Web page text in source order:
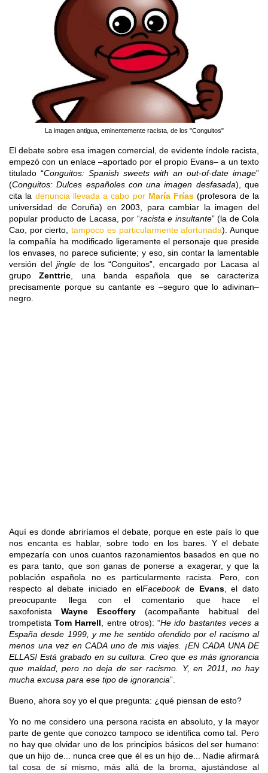
La imagen antigua, eminentemente racista, de los "Conguitos"
El debate sobre esa imagen comercial, de evidente índole racista,
empezó con un enlace –aportado por el propio Evans– a un texto
titulado “Conguitos: Spanish sweets with an out-of-date image”
(Conguitos: Dulces españoles con una imagen desfasada), que
cita la denuncia llevada a cabo por María Frías (profesora de la
universidad de Coruña) en 2003, para cambiar la imagen del
popular producto de Lacasa, por “racista e insultante” (la de Cola
Cao, por cierto,tampoco es particularmente afortunada). Aunque
la compañía ha modificado ligeramente el personaje que preside
los envases, no parece suficiente; y eso, sin contar la lamentable
versión del jinglede los “Conguitos”, encargado por Lacasa al
grupoZenttric, una banda española que se caracteriza
precisamente porque su cantante es –seguro que lo adivinan–
negro.
Aquí es donde abriríamos el debate, porque en este país lo que
nos encanta es hablar, sobre todo en los bares. Y el debate
empezaría con unos cuantos razonamientos basados en que no
es para tanto, que son ganas de ponerse a exagerar, y que la
población española no es particularmente racista. Pero, con
respecto al debate iniciado en elFacebookde Evans, el dato
preocupante llega con el comentario que hace el
saxofonista Wayne Escoffery (acompañante habitual del
trompetistaTom Harrell, entre otros): “He ido bastantes veces a
España desde 1999, y me he sentido ofendido por el racismo al
menos una vez en CADA uno de mis viajes. ¡EN CADA UNA DE
ELLAS! Está grabado en su cultura. Creo que es más ignorancia
que maldad, pero no deja de ser racismo. Y, en 2011, no hay
mucha excusa para ese tipo de ignorancia”.
Bueno, ahora soy yo el que pregunta: ¿qué piensan de esto?
Yo no me considero una persona racista en absoluto, y la mayor
parte de gente que conozco tampoco se identifica como tal. Pero
no hay que olvidar uno de los principios básicos del ser humano:
que un hijo de... nunca cree que él es un hijo de... Nadie afirmará
tal cosa de sí mismo, más allá de la broma, ajustándose al